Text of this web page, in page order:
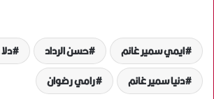
ايمي سمير غانم حسن الرداد
دنيا سمير غانم
رامي رضوان